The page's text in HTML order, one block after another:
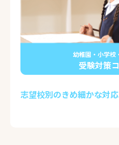
幼稚園・小学校
受験対策
志望校別のきめ細かな対